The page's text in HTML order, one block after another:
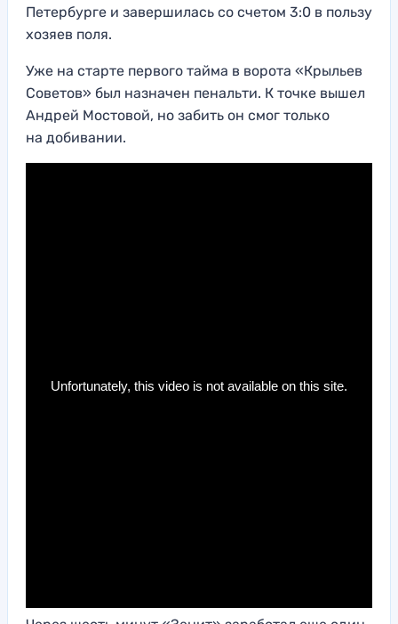
Петербурге и завершилась со счетом 3:0 в пользу
хозяев поля.
Уже на старте первого тайма в ворота «Крыльев
Советов» был назначен пенальти. К точке вышел
Андрей Мостовой, но забить он смог только
на добивании.